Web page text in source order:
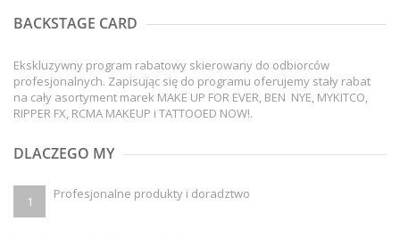
BACKSTAGE CARD
Ekskluzywny program rabatowy skierowany do odbiorców
profesjonalnych. Zapisując się do programu oferujemy stały rabat
na cały asortyment marek MAKE UP FOR EVER, BEN NYE, MYKITCO,
RIPPER FX, RCMA MAKEUP i TATTOOED NOW!.
DLACZEGO MY
1 Profesjonalne produkty i doradztwo